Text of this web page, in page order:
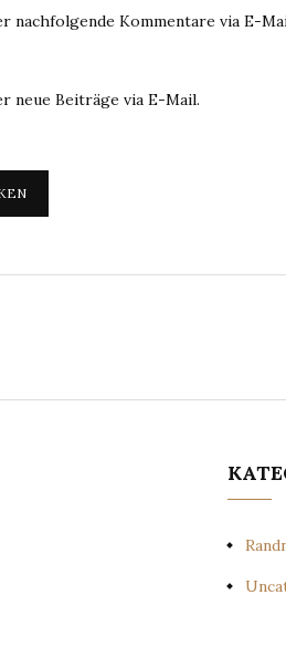
nachfolgende Kommentare via E-
neue Beiträge via E-Mail.